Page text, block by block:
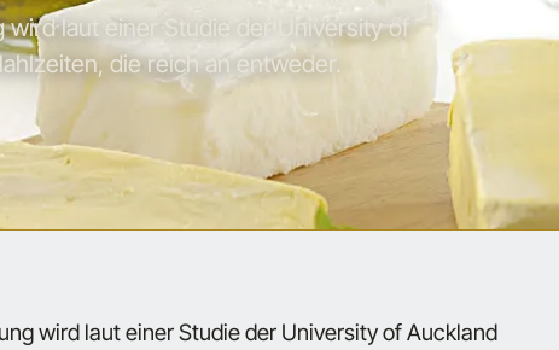
laut einer Studie der University of
die reich an entweder.
wird laut einer Studie der University of Auckland